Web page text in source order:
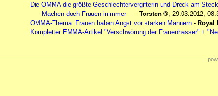
Die OMMA die größte Geschlechtervergifterin und Dreck am
Machen doch Frauen immmer
- Torsten
29.03.2012,
OMMA-Thema: Frauen haben Angst vor starken Männern - Royal
Kompletter EMMA-Artikel "Verschwörung der Frauenhasser" +